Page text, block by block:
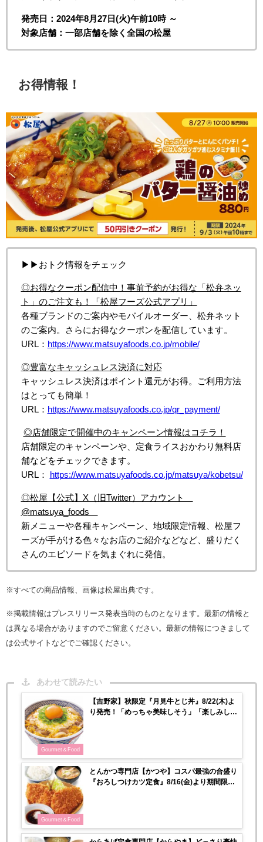
発売日：2024年8月27日(火)午前10時 ～
対象店舗：一部店舗を除く全国の松屋
お得情報！
▶▶おトク情報をチェック
◎お得なクーポン配信中！事前予約がお得な「松弁ネッ
ト」のご注文も！「松屋フーズ公式アプリ」
各種ブランドのご案内やモバイルオーダー、松弁ネット
のご案内。さらにお得なクーポンを配信しています。
URL： https://www.matsuyafoods.co.jp/mobile/
◎豊富なキャッシュレス決済に対応
キャッシュレス決済はポイント還元がお得。ご利用方法
はとっても簡単！
URL： https://www.matsuyafoods.co.jp/qr_payment/
◎店舗限定で開催中のキャンペーン情報はコチラ！
店舗限定のキャンペーンや、定食ライスおかわり無料店
舗などをチェックできます。
URL：
https://www.matsuyafoods.co.jp/matsuya/kobetsu/
◎松屋【公式】X（旧Twitter）アカウント
@matsuya_foods
新メニューや各種キャンペーン、地域限定情報、松屋フ
ーズが手がける色々なお店のご紹介などなど、盛りだく
さんのエピソードを気まぐれに発信。
※すべての商品情報、画像は松屋出典です。
※掲載情報はプレスリリース発表当時のものとなります。最新の情報と
は異なる場合がありますのでご留意ください。最新の情報につきまして
は公式サイトなどでご確認ください。
あわせて読みたい
Gourmet＆Food
【吉野家】秋限定『月見牛とじ丼』8/22(木)よ
り発売！「めっちゃ美味しそう」「楽しみしか
Gourmet＆Food
とんかつ専門店【かつや】コスパ最強の合盛り
『おろしつけカツ定食』8/16(金)より期間限定